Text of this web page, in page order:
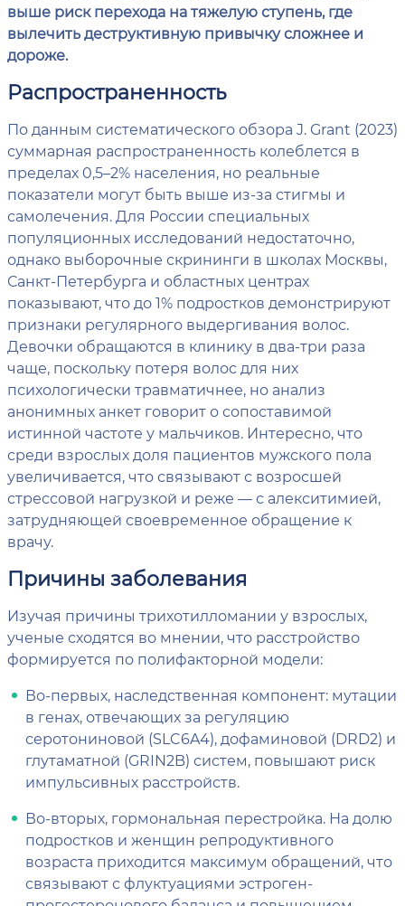
выше риск перехода на тяжелую ступень, где
вылечить деструктивную привычку сложнее и
дороже.
Распространенность
По данным систематического обзора J. Grant (2023)
суммарная распространенность колеблется в
пределах 0,5–2% населения, но реальные
показатели могут быть выше из-за стигмы и
самолечения. Для России специальных
популяционных исследований недостаточно,
однако выборочные скрининги в школах Москвы,
Санкт-Петербурга и областных центрах
показывают, что до 1% подростков демонстрируют
признаки регулярного выдергивания волос.
Девочки обращаются в клинику в два-три раза
чаще, поскольку потеря волос для них
психологически травматичнее, но анализ
анонимных анкет говорит о сопоставимой
истинной частоте у мальчиков. Интересно, что
среди взрослых доля пациентов мужского пола
увеличивается, что связывают с возросшей
стрессовой нагрузкой и реже — с алекситимией,
затрудняющей своевременное обращение к
врачу.
Причины заболевания
Изучая причины трихотилломании у взрослых,
ученые сходятся во мнении, что расстройство
формируется по полифакторной модели:
Во-первых, наследственная компонент: мутации
в генах, отвечающих за регуляцию
серотониновой (SLC6A4), дофаминовой (DRD2) и
глутаматной (GRIN2B) систем, повышают риск
импульсивных расстройств.
Во-вторых, гормональная перестройка. На долю
подростков и женщин репродуктивного
возраста приходится максимум обращений, что
связывают с флуктуациями эстроген-